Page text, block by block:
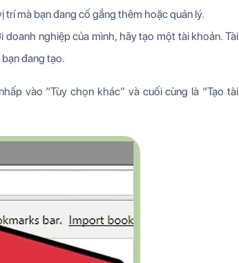
mà bạn đang cố gắng thêm hoặc quản lý.
nghiệp của mình, hãy tạo một tài khoản. Tài
đang tạo.
vào “Tùy chọn khác” và cuối cùng là “Tạo tài